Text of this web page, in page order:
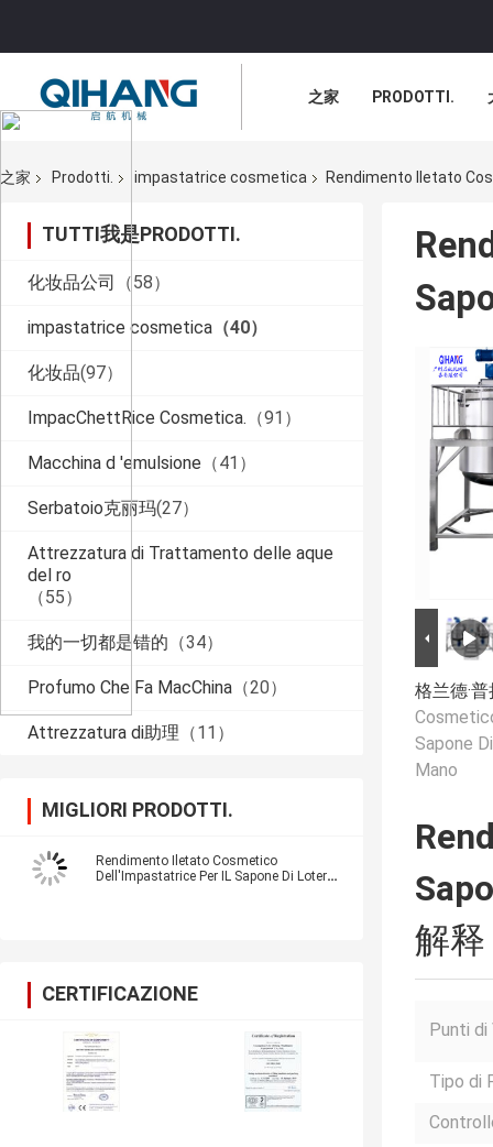
之家 PRODOTTI.
之家 Prodotti. impastatrice cosmetica Rendimento Iletato
TUTTI我是PRODOTTI.
化妆品公司 （58）
impastatrice cosmetica （40）
化妆品(97）
ImpacChettRice Cosmetica. （91）
Macchina d 'emulsione （41）
Serbatoio克丽玛(27）
Attrezzatura di Trattamento delle aque
del ro
（55）
我的一切都是错的 （34）
Profumo Che Fa MacChina （20）
Attrezzatura di助理 （11）
MIGLIORI PRODOTTI.
Rendimento Iletato Cosmetico
Dell'Impastatrice Per IL Sapone Di Lotero
CERTIFICAZIONE
格兰德·
Sapone
Mano
解释
Punti
Tipo di